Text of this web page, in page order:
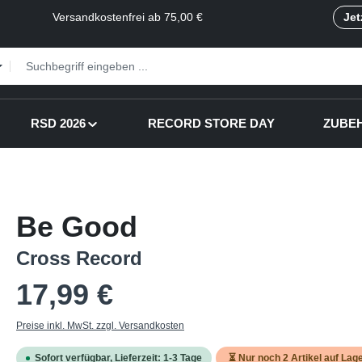
Versandkostenfrei ab 75,00 €
RSD 2026 RECORD STORE DAY
Be Good
Cross Record
17,99 €
Preise inkl. MwSt. zzgl. Versandkosten
Sofort verfügbar, Lieferzeit: 1-3 Tage ⏳ Nur noch 2 Artikel auf